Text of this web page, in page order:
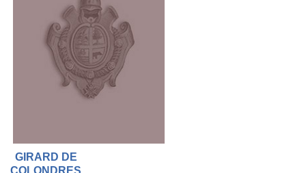
GIRARD DE
COLONDRES